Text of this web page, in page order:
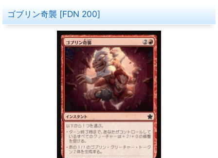
ゴブリン奇襲 [FDN 200]